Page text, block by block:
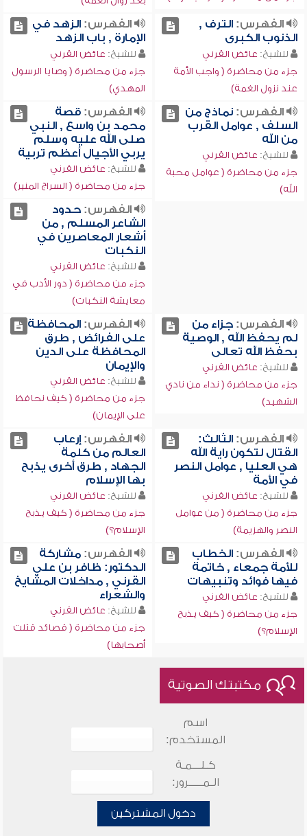
الفهرس:الترف ,
الذنوب الكبرى
للشيخ: عائض القرني
جزء من محاضرة ( واجب الأمة
عند نزول الغمة)
الفهرس:الزهد في
الإمارة , باب الزهد
للشيخ: عائض القرني
جزء من محاضرة ( وصايا الرسول
المهدي)
الفهرس:نماذج من
السلف , عوامل القرب
من الله
للشيخ: عائض القرني
جزء من محاضرة ( عوامل محبة
الله)
الفهرس:قصة
محمد بن واسع , النبي
صلى الله عليه وسلم
يربي الأجيال أعظم تربية
للشيخ: عائض القرني
جزء من محاضرة ( السراج المنير)
الفهرس:حدود
الشاعر المسلم , من
أشعار المعاصرين في
النكبات
للشيخ: عائض القرني
جزء من محاضرة ( دور الأدب في
معايشة النكبات)
الفهرس:جزاء من
لم يحفظ الله , الوصية
بحفظ الله تعالى
للشيخ: عائض القرني
جزء من محاضرة ( نداء من نادي
الشهيد)
الفهرس:المحافظة
على الفرائض , طرق
المحافظة على الدين
والإيمان
للشيخ: عائض القرني
جزء من محاضرة ( كيف نحافظ
على الإيمان)
الفهرس:الثالث:
القتال لتكون راية الله
هي العليا , عوامل النصر
في الأمة
للشيخ: عائض القرني
جزء من محاضرة ( من عوامل
النصر والهزيمة)
الفهرس:إرعاب
العالم من كلمة
الجهاد , طرق أخرى يذبح
بها الإسلام
للشيخ: عائض القرني
جزء من محاضرة ( كيف يذبح
الإسلام؟)
الفهرس:الخطاب
للأمة جمعاء , خاتمة
فيها فوائد وتنبيهات
للشيخ: عائض القرني
جزء من محاضرة ( كيف يذبح
الإسلام؟)
الفهرس:مشاركة
الدكتور: ظافر بن علي
القرني , مداخلات المشايخ
والشعراء
للشيخ: عائض القرني
جزء من محاضرة ( قصائد قتلت
أصحابها)
مكتبتك الصوتية
اسم
المستخدم:
كـلـــمـة
الـمـــــرور:
دخول المشتركين